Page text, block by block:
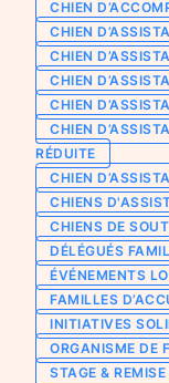
Chien
épileptique
CHIENS À
Chien
social
Chien
Chien
Je deviens
Ils nous
Je m’engage
Je lance une
J’engage
CHIEN
CHIEN
CHIEN
CHIEN
CHIEN
CHIEN
RÉDUITE
CHIEN
CHIENS
CHIENS DE
DÉLÉGUÉS
ÉVÉNEMENTS
FAMILLES
INITIATIVES
ORGANISME DE
STAGE &